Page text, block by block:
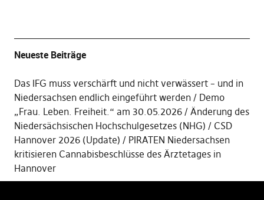
Neueste Beiträge
Das IFG muss verschärft und nicht verwässert – und in
Niedersachsen endlich eingeführt werden
Demo
„Frau. Leben. Freiheit.“ am 30.05.2026
Änderung des
Niedersächsischen Hochschulgesetzes (NHG)
CSD
Hannover 2026 (Update)
PIRATEN Niedersachsen
kritisieren Cannabisbeschlüsse des Ärztetages in
Hannover